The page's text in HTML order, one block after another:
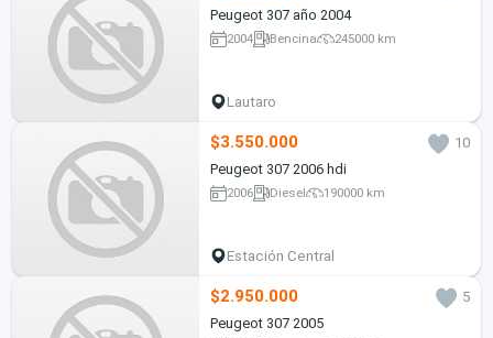
Peugeot 307 año 2004
2004 Bencina 245000 km
Lautaro
$3.550.000
10
Peugeot 307 2006 hdi
2006 Diesel 190000 km
Estación Central
$2.950.000
5
Peugeot 307 2005